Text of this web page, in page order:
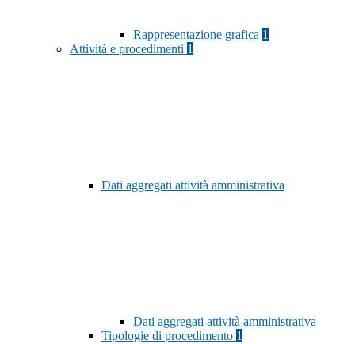
Rappresentazione grafica 1
Attività e procedimenti 1
Dati aggregati attività amministrativa
Dati aggregati attività amministrativa
Tipologie di procedimento 1